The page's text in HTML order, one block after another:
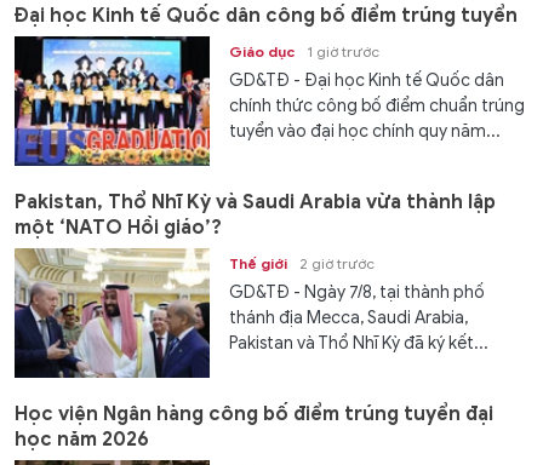
Đại học Kinh tế Quốc dân công bố điểm trúng tuyển
Giáo dục 1 giờ trước
GD&TĐ - Đại học Kinh tế Quốc dân
chính thức công bố điểm chuẩn trúng
tuyển vào đại học chính quy năm...
Pakistan, Thổ Nhĩ Kỳ và Saudi Arabia vừa thành lập
một ‘NATO Hồi giáo’?
Thế giới 2 giờ trước
GD&TĐ - Ngày 7/8, tại thành phố
thánh địa Mecca, Saudi Arabia,
Pakistan và Thổ Nhĩ Kỳ đã ký kết...
Học viện Ngân hàng công bố điểm trúng tuyển đại
học năm 2026